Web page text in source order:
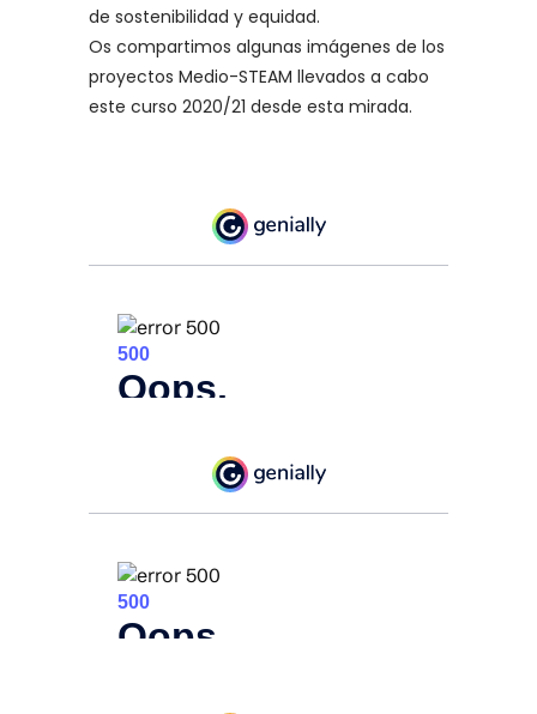
de sostenibilidad y equidad.
Os compartimos algunas imágenes de los
proyectos Medio-STEAM llevados a cabo
este curso 2020/21 desde esta mirada.